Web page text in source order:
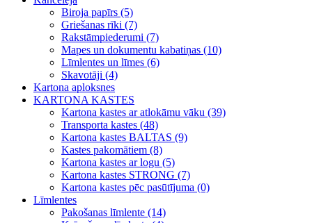
Biroja papīrs (5)
Griešanas rīki (7)
Rakstāmpiederumi (7)
Mapes un dokumentu kabatiņas (10)
Līmlentes un līmes (6)
Skavotāji (4)
Kartona aploksnes
KARTONA KASTES
Kartona kastes ar atlokāmu vāku (39)
Transporta kastes (48)
Kartona kastes BALTAS (9)
Kastes pakomātiem (8)
Kartona kastes ar logu (5)
Kartona kastes STRONG (7)
Kartona kastes pēc pasūtījuma (0)
Līmlentes
Pakošanas līmlente (14)